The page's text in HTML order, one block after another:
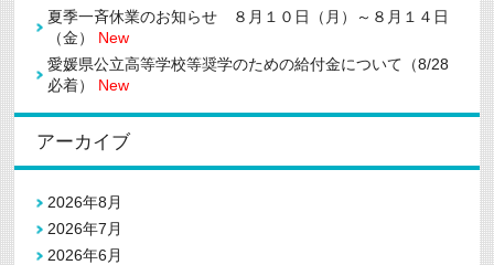
で)
夏季一斉休業のお知らせ ８月１０日（月）～８月１４日
（金） New
愛媛県公立高等学校等奨学のための給付金について（8/28
必着） New
アーカイブ
2026年8月
2026年7月
2026年6月